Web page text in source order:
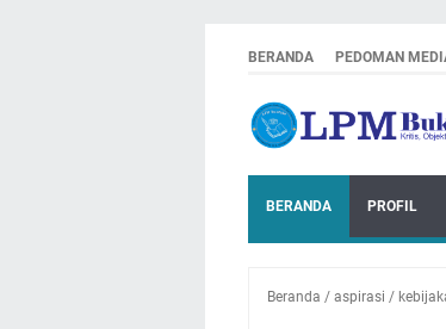
BERANDA PEDOMAN
BERANDA PROFIL
Beranda / aspirasi /